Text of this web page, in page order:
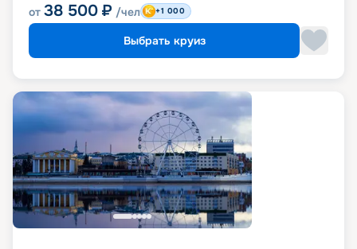
от 38 500 ₽ /чел +1 000
Выбрать круиз